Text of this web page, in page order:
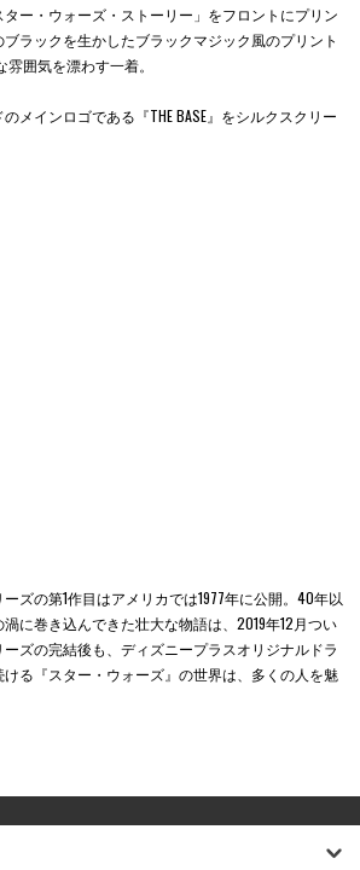
ー・ウォーズ・ストーリー」をフロントにプリン
ラックを生かしたブラックマジック風のプリント
囲気を漂わす一着。
メインロゴである『THE BASE』をシルクスクリー
ーズの第1作目はアメリカでは1977年に公開。40年以
に巻き込んできた壮大な物語は、2019年12月つい
ズの完結後も、ディズニープラスオリジナルドラ
る『スター・ウォーズ』の世界は、多くの人を魅